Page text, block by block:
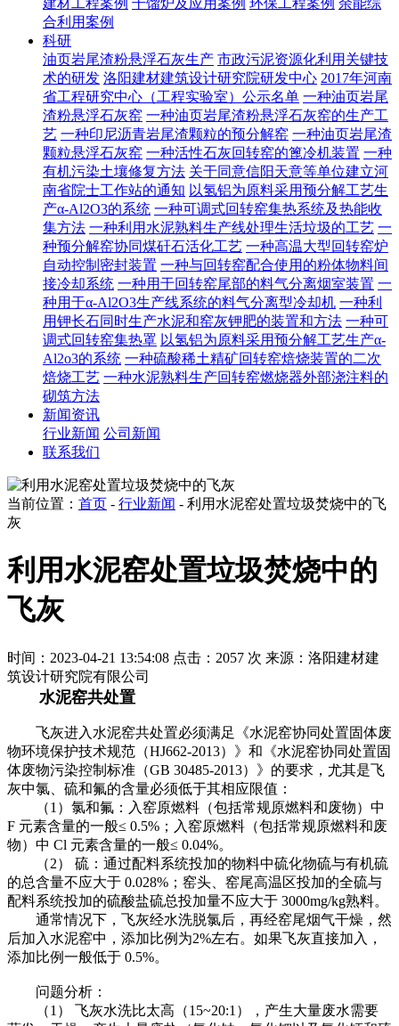
建材工程案例 干馏炉及应用案例 环保工程案例 余能综
合利用案例
科研
油页岩尾渣粉悬浮石灰生产 市政污泥资源化利用关键技
术的研发 洛阳建材建筑设计研究院研发中心 2017年河南
省工程研究中心（工程实验室）公示名单 一种油页岩尾
渣粉悬浮石灰窑 一种油页岩尾渣粉悬浮石灰窑的生产工
艺 一种印尼沥青岩尾渣颗粒的预分解窑 一种油页岩尾渣
颗粒悬浮石灰窑 一种活性石灰回转窑的篦冷机装置 一种
有机污染土壤修复方法 关于同意信阳天意等单位建立河
南省院士工作站的通知 以氢铝为原料采用预分解工艺生
产α-Al2O3的系统 一种可调式回转窑集热系统及热能收
集方法 一种利用水泥熟料生产线处理生活垃圾的工艺 一
种预分解窑协同煤矸石活化工艺 一种高温大型回转窑炉
自动控制密封装置 一种与回转窑配合使用的粉体物料间
接冷却系统 一种用于回转窑尾部的料气分离烟室装置 一
种用于α-Al2O3生产线系统的料气分离型冷却机 一种利
用钾长石同时生产水泥和窑灰钾肥的装置和方法 一种可
调式回转窑集热罩 以氢铝为原料采用预分解工艺生产α-
Al2o3的系统 一种硫酸稀土精矿回转窑焙烧装置的二次
焙烧工艺 一种水泥熟料生产回转窑燃烧器外部浇注料的
砌筑方法
新闻资讯
行业新闻 公司新闻
联系我们
当前位置： 首页 - 行业新闻 - 利用水泥窑处置垃圾焚烧中的飞
灰
利用水泥窑处置垃圾焚烧中的
飞灰
时间：2023-04-21 13:54:08 点击：2057 次 来源：洛阳建材建
筑设计研究院有限公司
水泥窑共处置
飞灰进入水泥窑共处置必须满足《水泥窑协同处置固体废
物环境保护技术规范（HJ662-2013）》和《水泥窑协同处置固
体废物污染控制标准（GB 30485-2013）》的要求，尤其是飞
灰中氯、硫和氟的含量必须低于其相应限值：
（1）氯和氟：入窑原燃料（包括常规原燃料和废物）中
F 元素含量的一般≤ 0.5%；入窑原燃料（包括常规原燃料和废
物）中 Cl 元素含量的一般≤ 0.04%。
（2） 硫：通过配料系统投加的物料中硫化物硫与有机硫
的总含量不应大于 0.028%；窑头、窑尾高温区投加的全硫与
配料系统投加的硫酸盐硫总投加量不应大于 3000mg/kg熟料。
通常情况下，飞灰经水洗脱氯后，再经窑尾烟气干燥，然
后加入水泥窑中，添加比例为2%左右。如果飞灰直接加入，
添加比例一般低于 0.5%。
问题分析：
（1） 飞灰水洗比太高（15~20:1），产生大量废水需要